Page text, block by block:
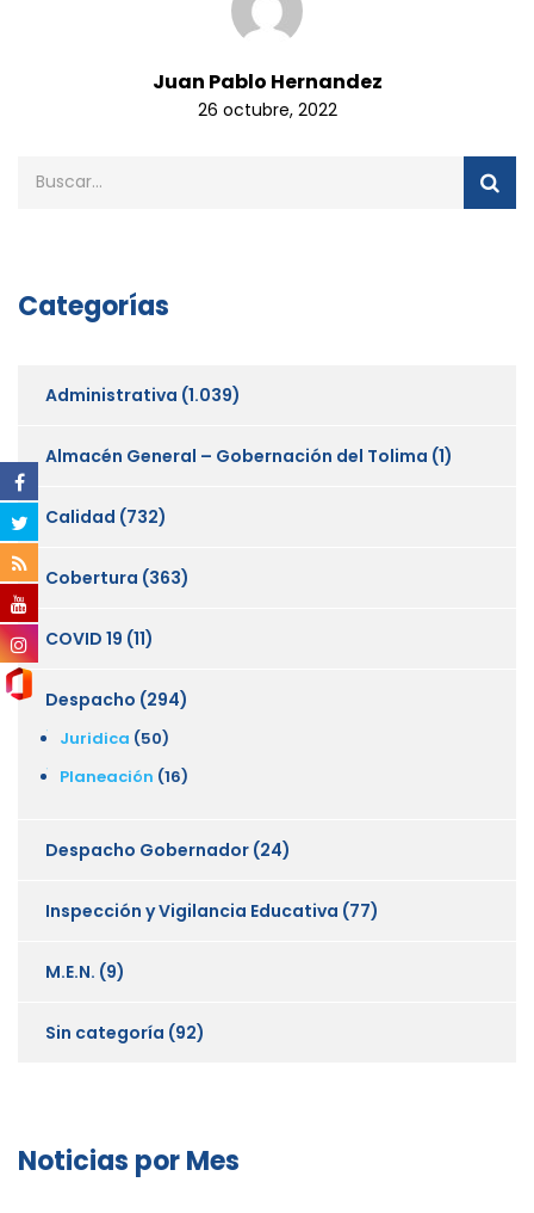
Juan Pablo Hernandez
26 octubre, 2022
Categorías
Administrativa (1.039)
Almacén General – Gobernación del Tolima (1)
Calidad (732)
Cobertura (363)
COVID 19 (11)
Despacho (294)
Juridica (50)
Planeación (16)
Despacho Gobernador (24)
Inspección y Vigilancia Educativa (77)
M.E.N. (9)
Sin categoría (92)
Noticias por Mes